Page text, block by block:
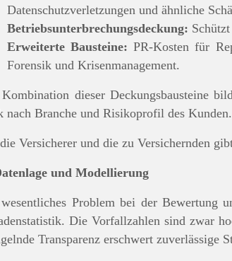
Datenschutzverletzungen und ähnliche
Betriebsunterbrechungsdeckung:
Erweiterte Bausteine:PR-Kosten für
Forensik und Krisenmanagement.
dieser Deckungsbausteine
nach Branche und Risikoprofil des Kunden.
Versicherer und die zu Versichernden
und Modellierung
Problem bei der Bewertung
Die Vorfallzahlen sind zwar
Transparenz erschwert zuverlässige